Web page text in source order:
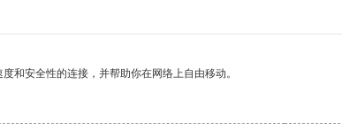
和安全性的连接，并帮助你在网络上自由移动。